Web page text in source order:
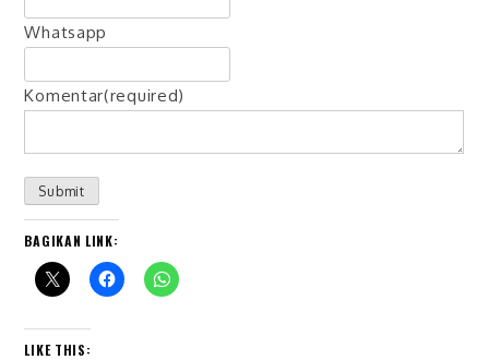
Whatsapp
Komentar(required)
Submit
BAGIKAN LINK:
LIKE THIS: